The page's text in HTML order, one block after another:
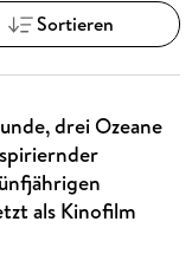
Sortieren
drei Ozeane
als Kinofilm